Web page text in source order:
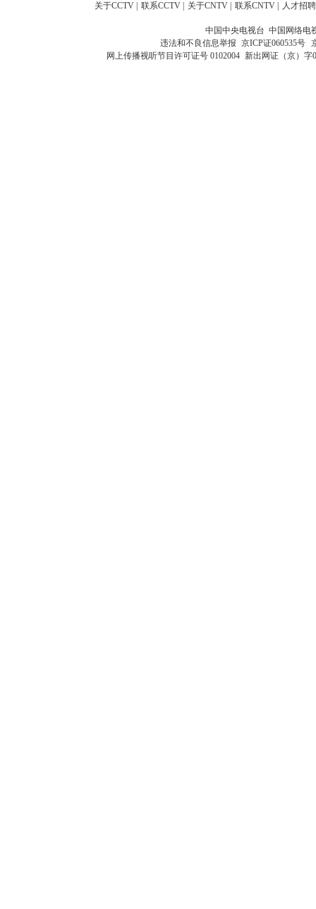
关于CCTV 联系CCTV 关于CNTV 联系CNTV 人才招聘
中国中央电视台 中国网络电
违法和不良信息举报 京ICP证060535号
网上传播视听节目许可证号 0102004 新出网证（京）